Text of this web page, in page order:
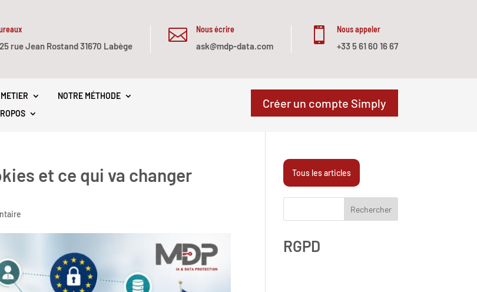
rue Jean Rostand 31670 Labège
 Nous écrire
ask@mdp-data.com
 Nous appeler
+33 5 61 60 16 67
NOTRE MÉTHODE
Créer un compte Simply
et ce qui va changer
Tous les articles
Rechercher
RGPD